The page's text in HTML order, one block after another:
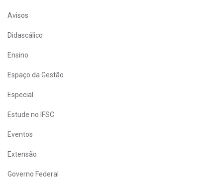
Avisos
Didascálico
Ensino
Espaço da Gestão
Especial
Estude no IFSC
Eventos
Extensão
Governo Federal